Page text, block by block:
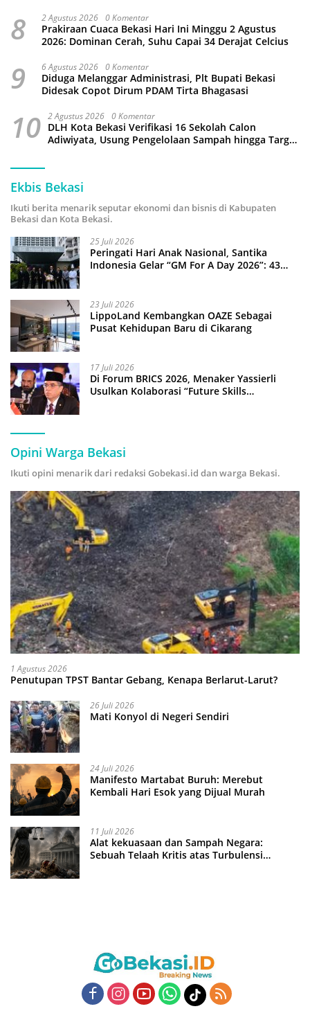
8 2 Agustus 2026 0 Komentar
Prakiraan Cuaca Bekasi Hari Ini Minggu 2 Agustus
2026: Dominan Cerah, Suhu Capai 34 Derajat Celcius
9 6 Agustus 2026 0 Komentar
Diduga Melanggar Administrasi, Plt Bupati Bekasi
Didesak Copot Dirum PDAM Tirta Bhagasasi
10 2 Agustus 2026 0 Komentar
DLH Kota Bekasi Verifikasi 16 Sekolah Calon
Adiwiyata, Usung Pengelolaan Sampah hingga Target
Ekbis Bekasi
Ikuti berita menarik seputar ekonomi dan bisnis di Kabupaten
Bekasi dan Kota Bekasi.
25 Juli 2026
Peringati Hari Anak Nasional, Santika
Indonesia Gelar “GM For A Day 2026”: 43
23 Juli 2026
LippoLand Kembangkan OAZE Sebagai
Pusat Kehidupan Baru di Cikarang
17 Juli 2026
Di Forum BRICS 2026, Menaker Yassierli
Usulkan Kolaborasi “Future Skills
Opini Warga Bekasi
Ikuti opini menarik dari redaksi Gobekasi.id dan warga Bekasi.
1 Agustus 2026
Penutupan TPST Bantar Gebang, Kenapa Berlarut-Larut?
26 Juli 2026
Mati Konyol di Negeri Sendiri
24 Juli 2026
Manifesto Martabat Buruh: Merebut
Kembali Hari Esok yang Dijual Murah
11 Juli 2026
Alat kekuasaan dan Sampah Negara:
Sebuah Telaah Kritis atas Turbulensi